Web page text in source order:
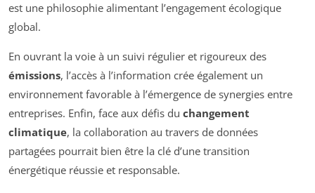
est une philosophie alimentant l’engagement écologique
global.
En ouvrant la voie à un suivi régulier et rigoureux des
émissions, l’accès à l’information crée également un
environnement favorable à l’émergence de synergies entre
entreprises. Enfin, face aux défis du changement
climatique, la collaboration au travers de données
partagées pourrait bien être la clé d’une transition
énergétique réussie et responsable.